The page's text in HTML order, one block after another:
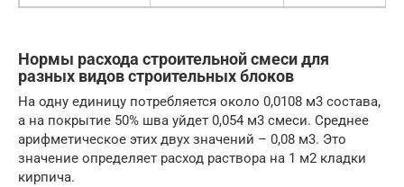
Нормы расхода строительной смеси для
разных видов строительных блоков
На одну единицу потребляется около 0,0108 м3 состава,
а на покрытие 50% шва уйдет 0,054 м3 смеси. Среднее
арифметическое этих двух значений – 0,08 м3. Это
значение определяет расход раствора на 1 м2 кладки
кирпича.